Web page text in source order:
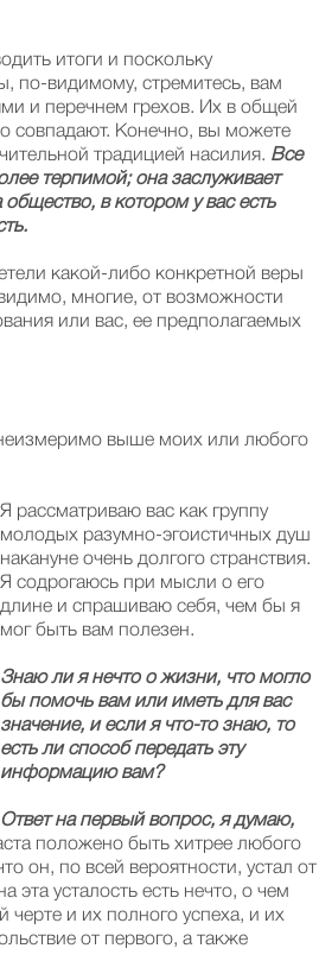
итоги и поскольку
по-видимому, стремитесь, вам
и перечнем грехов. Их в общей
совпадают. Конечно, вы можете
традицией насилия. Все
терпимой; она заслуживает
в котором у вас есть
какой-либо конкретной веры
многие, от возможности
или вас, ее предполагаемых
выше моих или любого
Я рассматриваю вас как группу
молодых разумно-эгоистичных душ
накануне очень долгого странствия.
Я содрогаюсь при мысли о его
длине и спрашиваю себя, чем бы я
мог быть вам полезен.
Знаю ли я нечто о жизни, что могло
бы помочь вам или иметь для вас
значение, и если я что-то знаю, то
есть ли способ передать эту
информацию вам?
Ответ на первый вопрос, я думаю,
положено быть хитрее любого
он, по всей вероятности, устал от
усталость есть нечто, о чем
черте и их полного успеха, и их
от первого, а также